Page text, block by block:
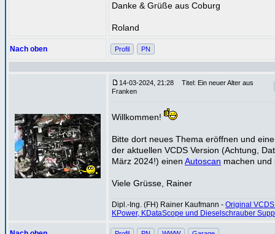
Danke & Grüße aus Coburg
Roland
Nach oben Profil PN
14-03-2024, 21:28
Titel: Ein neuer Alter aus
Franken
Willkommen!
Bitte dort neues Thema eröffnen und
der aktuellen VCDS Version (Achtung,
März 2024!) einen Autoscan machen und
Viele Grüsse, Rainer
Dipl.-Ing. (FH) Rainer Kaufmann - Original
KPower, KDataScope und Dieselschrauber